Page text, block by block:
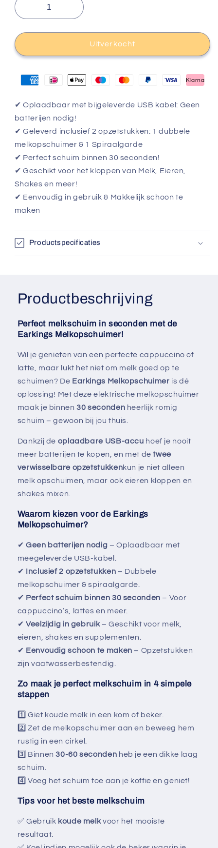
Uitverkocht
Klarna
✔ Oplaadbaar met bijgeleverde USB kabel: Geen
batterijen nodig!
✔ Geleverd inclusief 2 opzetstukken: 1 dubbele
melkopschuimer & 1 Spiraalgarde
✔ Perfect schuim binnen 30 seconden!
✔ Geschikt voor het kloppen van Melk, Eieren,
Shakes en meer!
✔ Eenvoudig in gebruik & Makkelijk schoon te
maken
Productspecificaties
Productbeschrijving
Perfect melkschuim in seconden met de
Earkings Melkopschuimer!
Wil je genieten van een perfecte cappuccino of
latte, maar lukt het niet om melk goed op te
schuimen? De Earkings Melkopschuimer is dé
oplossing! Met deze elektrische melkopschuimer
maak je binnen30 seconden heerlijk romig
schuim – gewoon bij jou thuis.
Dankzij de oplaadbare USB-accu hoef je nooit
meer batterijen te kopen, en met detwee
verwisselbare opzetstukkenkun je niet alleen
melk opschuimen, maar ook eieren kloppen en
shakes mixen.
Waarom kiezen voor de Earkings
Melkopschuimer?
✔Geen batterijen nodig – Oplaadbaar met
meegeleverde USB-kabel.
✔ Inclusief 2 opzetstukken – Dubbele
melkopschuimer & spiraalgarde.
✔ Perfect schuim binnen 30 seconden – Voor
cappuccino’s, lattes en meer.
✔Veelzijdig in gebruik– Geschikt voor melk,
eieren, shakes en supplementen.
✔ Eenvoudig schoon te maken – Opzetstukken
zijn vaatwasserbestendig.
Zo maak je perfect melkschuim in 4 simpele
stappen
1️⃣ Giet koude melk in een kom of beker.
2️⃣ Zet de melkopschuimer aan en beweeg hem
rustig in een cirkel.
3️⃣ Binnen30-60 seconden heb je een dikke laag
schuim.
4️⃣ Voeg het schuim toe aan je koffie en geniet!
Tips voor het beste melkschuim
✅ Gebruik koude melkvoor het mooiste
resultaat.